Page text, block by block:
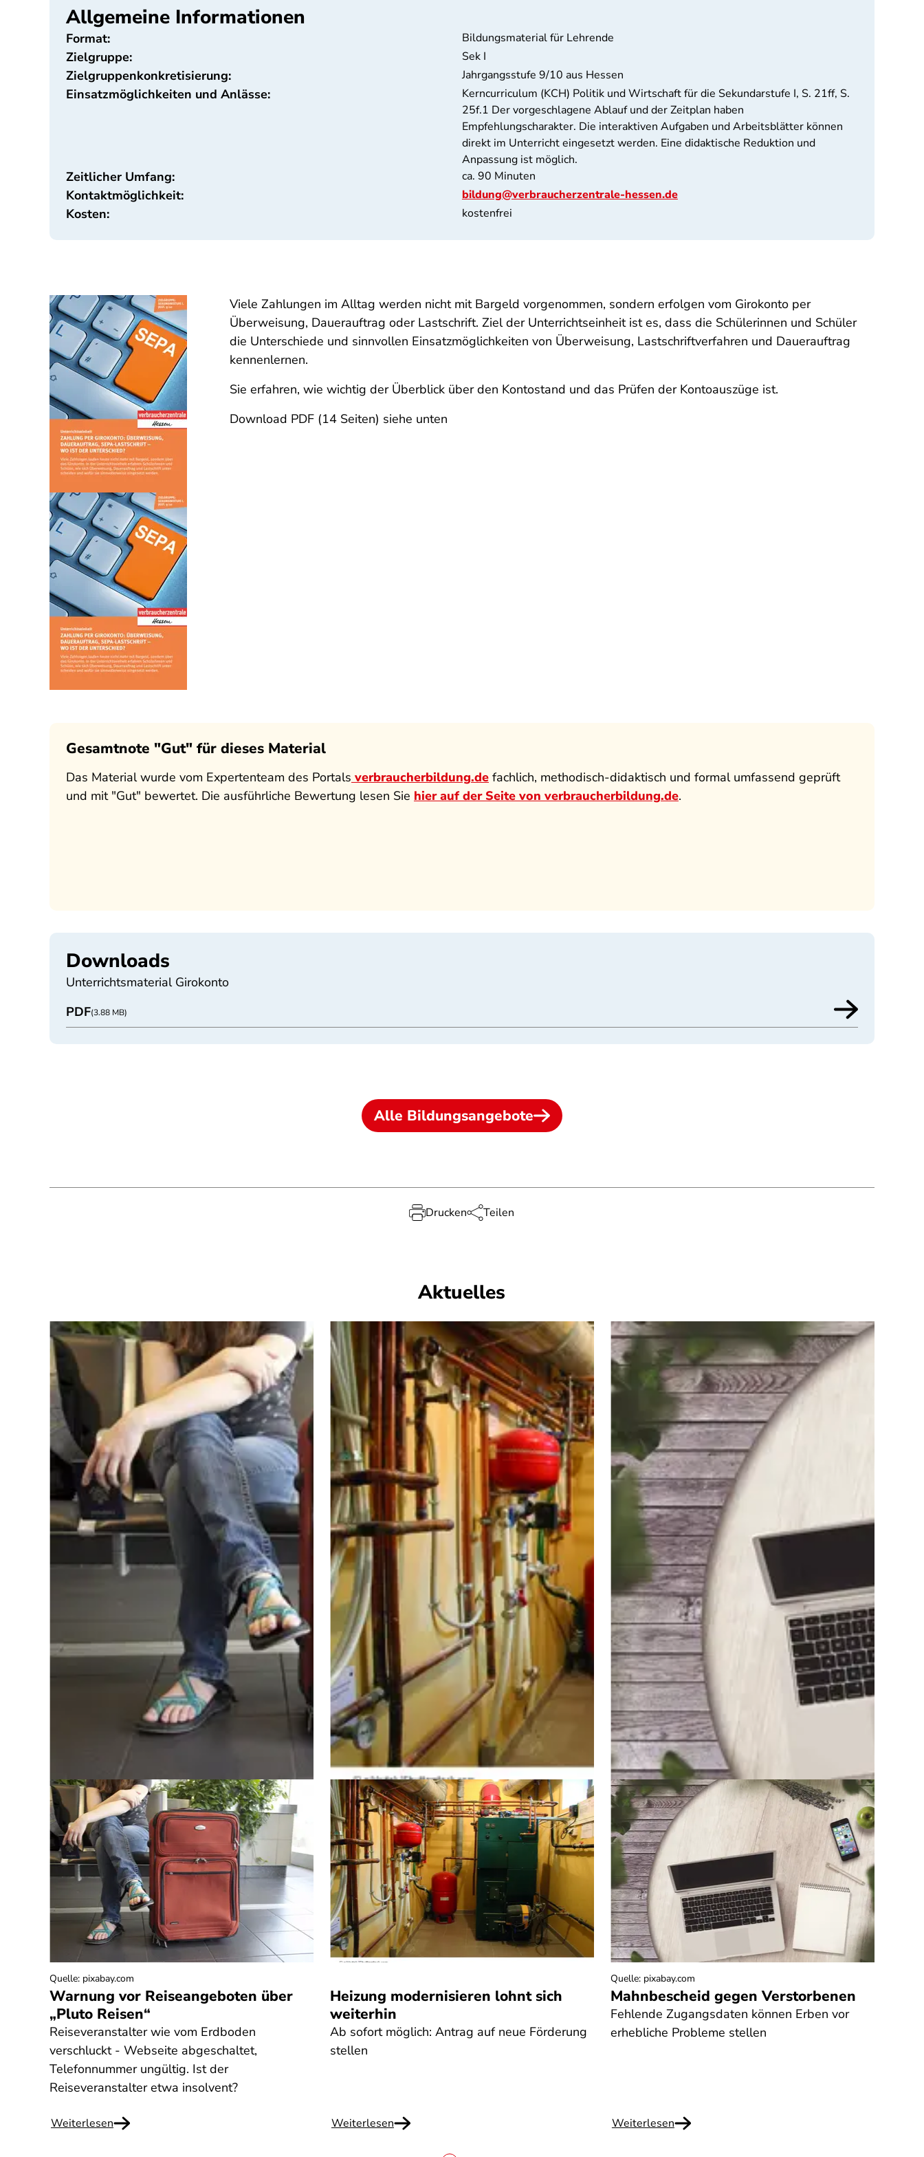
Allgemeine Informationen
Format: Bildungsmaterial für Lehrende
Zielgruppe: Sek I
Zielgruppenkonkretisierung: Jahrgangsstufe 9/10 aus Hessen
Einsatzmöglichkeiten und Anlässe:
Kerncurriculum (KCH) Politik und Wirtschaft für die Sekundarstufe I, S. 21ff, S.
25f.1 Der vorgeschlagene Ablauf und der Zeitplan haben
Empfehlungscharakter. Die interaktiven Aufgaben und Arbeitsblätter können
direkt im Unterricht eingesetzt werden. Eine didaktische Reduktion und
Anpassung ist möglich.
Zeitlicher Umfang: ca. 90 Minuten
Kontaktmöglichkeit: bildung@verbraucherzentrale-hessen.de
Kosten: kostenfrei
Viele Zahlungen im Alltag werden nicht mit Bargeld vorgenommen, sondern erfolgen vom Girokonto per
Überweisung, Dauerauftrag oder Lastschrift. Ziel der Unterrichtseinheit ist es, dass die Schülerinnen und Schüler
die Unterschiede und sinnvollen Einsatzmöglichkeiten von Überweisung, Lastschriftverfahren und Dauerauftrag
kennenlernen.
Sie erfahren, wie wichtig der Überblick über den Kontostand und das Prüfen der Kontoauszüge ist.
Download PDF (14 Seiten) siehe unten
Gesamtnote "Gut" für dieses Material
Das Material wurde vom Expertenteam des Portals verbraucherbildung.de fachlich, methodisch-didaktisch und formal umfassend geprüft
und mit "Gut" bewertet. Die ausführliche Bewertung lesen Sie hier auf der Seite von verbraucherbildung.de.
Downloads
Unterrichtsmaterial Girokonto
PDF(3.88 MB)
Alle Bildungsangebote
Drucken Teilen
Aktuelles
Warnung vor Reiseangeboten über
„Pluto Reisen“
Reiseveranstalter wie vom Erdboden
verschluckt - Webseite abgeschaltet,
Telefonnummer ungültig. Ist der
Reiseveranstalter etwa insolvent?
Weiterlesen
Quelle: pixabay.com
Heizung modernisieren lohnt sich
weiterhin
Ab sofort möglich: Antrag auf neue Förderung
stellen
Weiterlesen
Mahnbescheid gegen Verstorbenen
Fehlende Zugangsdaten können Erben vor
erhebliche Probleme stellen
Weiterlesen
Quelle: pixabay.com